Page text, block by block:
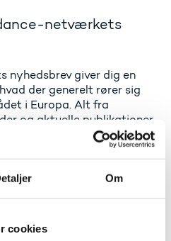
Om
cookies
netværkets
nyhedsbrev giver dig en
der generelt rører sig
i Europa. Alt fra
og aktuelle publikationer.
Highlights,der giver et
og resultater i
hvad der foregår på den